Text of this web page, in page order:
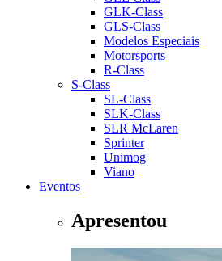
GLK-Class
GLS-Class
Modelos Especiais
Motorsports
R-Class
S-Class
SL-Class
SLK-Class
SLR McLaren
Sprinter
Unimog
Viano
Eventos
Apresentou